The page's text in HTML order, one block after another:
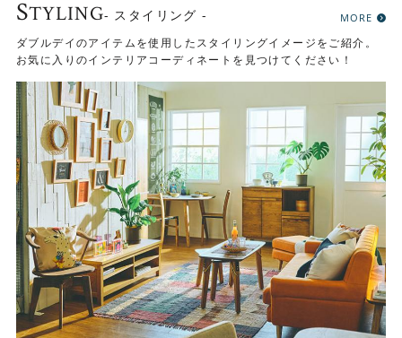
キッチン廻りのアイテムをたっぷり収納
キッチン廻りで使いたいアイテムをたっぷり収納できるよ
うに設計されています。 キッチンに欠かせないスライドレ
ール棚はもちろん、大容量引き出しや観音開きの収納棚ま
で、大小家電から食材のストックまで、自在に収納可能で
す。
STYLING- スタイリング - MORE
ダブルデイのアイテムを使用したスタイリングイメージをご紹介。
お気に入りのインテリアコーディネートを見つけてください！